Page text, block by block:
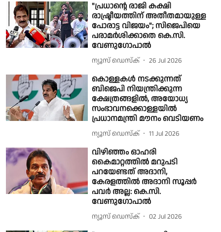
"പ്രധാൻ്റെ രാജി കക്ഷി
രാഷ്ട്രീയത്തിന് അതീതമായുള്ള
പോരാട്ട വിജയം"; സിജെപിയെ
പരാമർശിക്കാതെ കെ.സി.
വേണുഗോപാൽ
ന്യൂസ് ഡെസ്ക് 26 Jul 2026
കൊള്ളകൾ നടക്കുന്നത്
ബിജെപി നിയന്ത്രിക്കുന്ന
ക്ഷേത്രങ്ങളിൽ, അയോധ്യ
സംഭാവനക്കൊള്ളയിൽ
പ്രധാനമന്ത്രി മൗനം വെടിയണം
ന്യൂസ് ഡെസ്ക് 11 Jul 2026
വിഴിഞ്ഞം ഓഹരി
കൈമാറ്റത്തിൽ മറുപടി
പറയേണ്ടത് അദാനി,
കേരളത്തിൽ അദാനി സൂപ്പർ
പവർ അല്ല: കെ.സി.
വേണുഗോപാല്‍
ന്യൂസ് ഡെസ്ക് 02 Jul 2026